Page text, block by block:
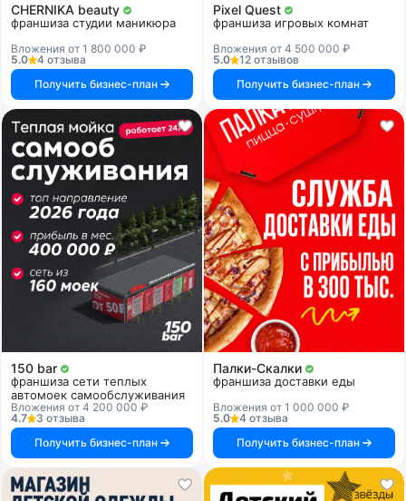
CHERNIKA beauty
франшиза студии маникюра
Вложения от 1 800 000 ₽
5.0
4 отзыва
Получить бизнес-план
Pixel Quest
франшиза игровых комнат
Вложения от 4 500 000 ₽
5.0
12 отзывов
Получить бизнес-план
150 bar
франшиза сети теплых
автомоек самообслуживания
Вложения от 4 200 000 ₽
4.7
3 отзыва
Получить бизнес-план
Палки-Скалки
франшиза доставки еды
Вложения от 1 000 000 ₽
5.0
4 отзыва
Получить бизнес-план